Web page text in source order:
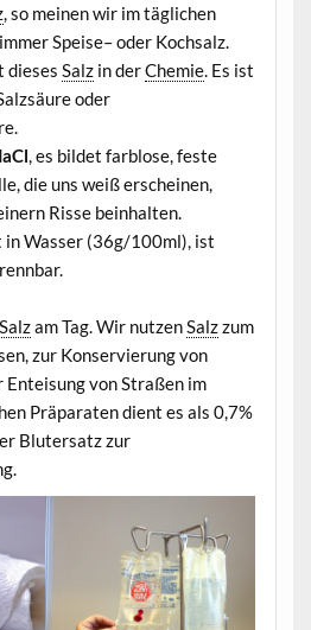
, so meinen wir im täglichen
Speise– oder Kochsalz.
dieses Salzin derChemie. Es ist
oder
, es bildet farblose, feste
die uns weiß erscheinen,
Risse beinhalten.
in Wasser (36g/100ml), ist
Salzam Tag. Wir nutzenSalzzum
zur Konservierung von
Enteisung von Straßen im
Präparaten dient es als 0,7%
Blutersatz zur